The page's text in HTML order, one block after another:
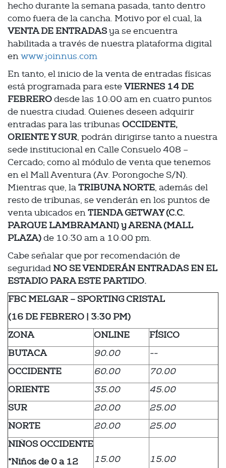
hecho durante la semana pasada, tanto dentro
como fuera de la cancha. Motivo por el cual, la
VENTA DE ENTRADASya se encuentra
habilitada a través de nuestra plataforma digital
enwww.joinnus.com
En tanto, el inicio de la venta de entradas físicas
está programada para esteVIERNES 14 DE
FEBREROdesde las 10:00 am en cuatro puntos
de nuestra ciudad. Quienes deseen adquirir
entradas para las tribunas OCCIDENTE,
ORIENTE Y SUR, podrán dirigirse tanto a nuestra
sede institucional en Calle Consuelo 408 –
Cercado; como al módulo de venta que tenemos
en el Mall Aventura (Av. Porongoche S/N).
Mientras que, laTRIBUNA NORTE, además del
resto de tribunas, se venderán en los puntos de
venta ubicados enTIENDA GETWAY (C.C.
PARQUE LAMBRAMANI) y ARENA (MALL
PLAZA)de 10:30 am a 10:00 pm.
Cabe señalar que por recomendación de
seguridadNO SE VENDERÁN ENTRADAS EN EL
ESTADIO PARA ESTE PARTIDO.
FBC MELGAR – SPORTING CRISTAL
(16 DE FEBRERO | 3:30 PM)
ZONA
ONLINE
FÍSICO
BUTACA
90.00
--
OCCIDENTE
60.00
70.00
ORIENTE
35.00
45.00
SUR
20.00
25.00
NORTE
20.00
25.00
NIÑOS OCCIDENTE
*Niños de 0 a 12
15.00 15.00